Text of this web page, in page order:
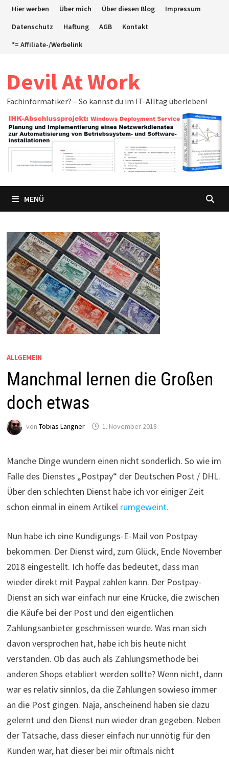
ZumHier werben Über mich Über diesen Blog
Impressum
Datenschutz
Haftung AGB
Kontakt
*= Affiliate-/Werbelink
Devil At Work
Fachinformatiker? – So kannst du im IT-Alltag überleben!
MENÜ
ALLGEMEIN
Manchmal lernen die Großen
doch etwas
von Tobias Langner 1. November 2018
Manche Dinge wundern einen nicht sonderlich. So wie im
Falle des Dienstes „Postpay“ der Deutschen Post / DHL.
Über den schlechten Dienst habe ich vor einiger Zeit
schon einmal in einem Artikel rumgeweint.
Nun habe ich eine Kündigungs-E-Mail von Postpay
bekommen. Der Dienst wird, zum Glück, Ende November
2018 eingestellt. Ich hoffe das bedeutet, dass man
wieder direkt mit Paypal zahlen kann. Der Postpay-
Dienst an sich war einfach nur eine Krücke, die zwischen
die Käufe bei der Post und den eigentlichen
Zahlungsanbieter geschmissen wurde. Was man sich
davon versprochen hat, habe ich bis heute nicht
verstanden. Ob das auch als Zahlungsmethode bei
anderen Shops etabliert werden sollte? Wenn nicht, dann
war es relativ sinnlos, da die Zahlungen sowieso immer
an die Post gingen. Naja, anscheinend haben sie dazu
gelernt und den Dienst nun wieder dran gegeben. Neben
der Tatsache, dass dieser einfach nur unnötig für den
Kunden war, hat dieser bei mir oftmals nicht